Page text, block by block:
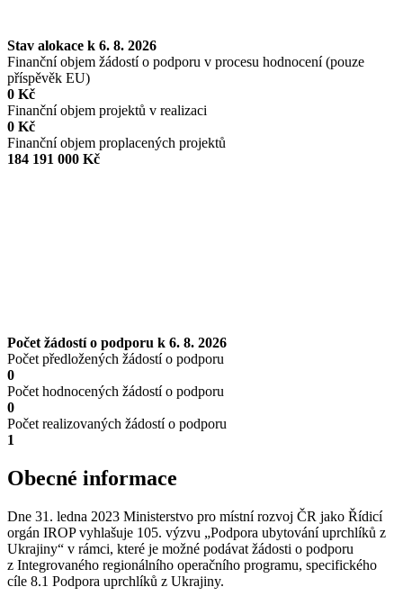
Stav alokace k 6. 8. 2026
Finanční objem žádostí o podporu v procesu hodnocení (pouze
příspěvěk EU)
0 Kč
Finanční objem projektů v realizaci
0 Kč
Finanční objem proplacených projektů
184 191 000 Kč
Počet žádostí o podporu k 6. 8. 2026
Počet předložených žádostí o podporu
0
Počet hodnocených žádostí o podporu
0
Počet realizovaných žádostí o podporu
1
Obecné informace
Dne 31. ledna 2023 Ministerstvo pro místní rozvoj ČR jako Řídicí
orgán IROP vyhlašuje 105. výzvu „Podpora ubytování uprchlíků z
Ukrajiny“ v rámci, které je možné podávat žádosti o podporu
z Integrovaného regionálního operačního programu, specifického
cíle 8.1 Podpora uprchlíků z Ukrajiny.